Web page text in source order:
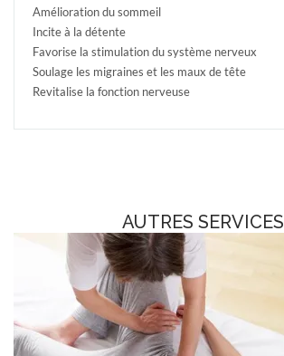
Amélioration du sommeil
Incite à la détente
Favorise la stimulation du système nerveux
Soulage les migraines et les maux de tête
Revitalise la fonction nerveuse
AUTRES SERVICES